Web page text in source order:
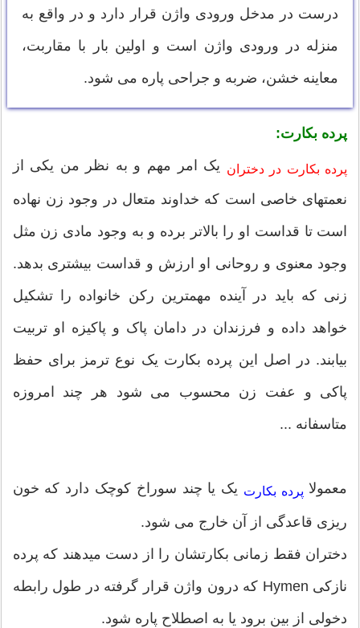
درست در مدخل ورودی واژن قرار دارد و در واقع به
منزله در ورودی واژن است و اولین بار با مقاربت،
معاینه خشن، ضربه و جراحی پاره می شود.
پرده بکارت:
پرده بکارت در دختران یک امر مهم و به نظر من یکی از
نعمتهای خاصی است که خداوند متعال در وجود زن نهاده
است تا قداست او را بالاتر برده و به وجود مادی زن مثل
وجود معنوی و روحانی او ارزش و قداست بیشتری بدهد.
زنی که باید در آینده مهمترین رکن خانواده را تشکیل
خواهد داده و فرزندان در دامان پاک و پاکیزه او تربیت
بیابند. در اصل این پرده بکارت یک نوع ترمز برای حفظ
پاکی و عفت زن محسوب می شود هر چند امروزه
متاسفانه ...
معمولا پرده بکارت یک یا چند سوراخ کوچک دارد که خون
ریزی قاعدگی از آن خارج می شود.
دختران فقط زمانی بکارتشان را از دست میدهند که پرده
نازکی Hymen که درون واژن قرار گرفته در طول رابطه
دخولی از بین برود یا به اصطلاح پاره شود.